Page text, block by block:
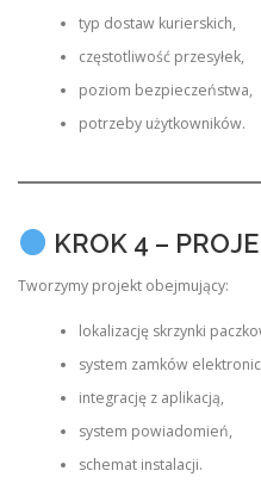
typ dostaw kurierskich,
częstotliwość przesyłek,
poziom bezpieczeństwa,
potrzeby użytkowników.
KROK 4 –
Tworzymy projekt obejmujący:
lokalizację skrzynki
system zamków
integrację z aplikacją,
system powiadomień,
schemat instalacji.